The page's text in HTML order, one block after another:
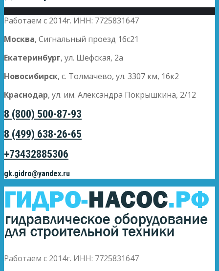
Работаем с 2014г. ИНН: 7725831647
Москва, Сигнальный проезд 16с21
Екатеринбург, ул. Шефская, 2а
Новосибирск, с. Толмачево, ул. 3307 км, 16к2
Краснодар, ул. им. Александра Покрышкина, 2/12
8 (800) 500-87-93
8 (499) 638-26-65
+73432885306
gk.gidro@yandex.ru
Работаем с 2014г. ИНН: 7725831647